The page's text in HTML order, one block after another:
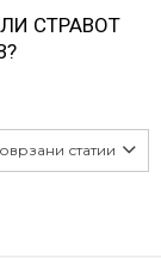
СТРАВОТ
статии